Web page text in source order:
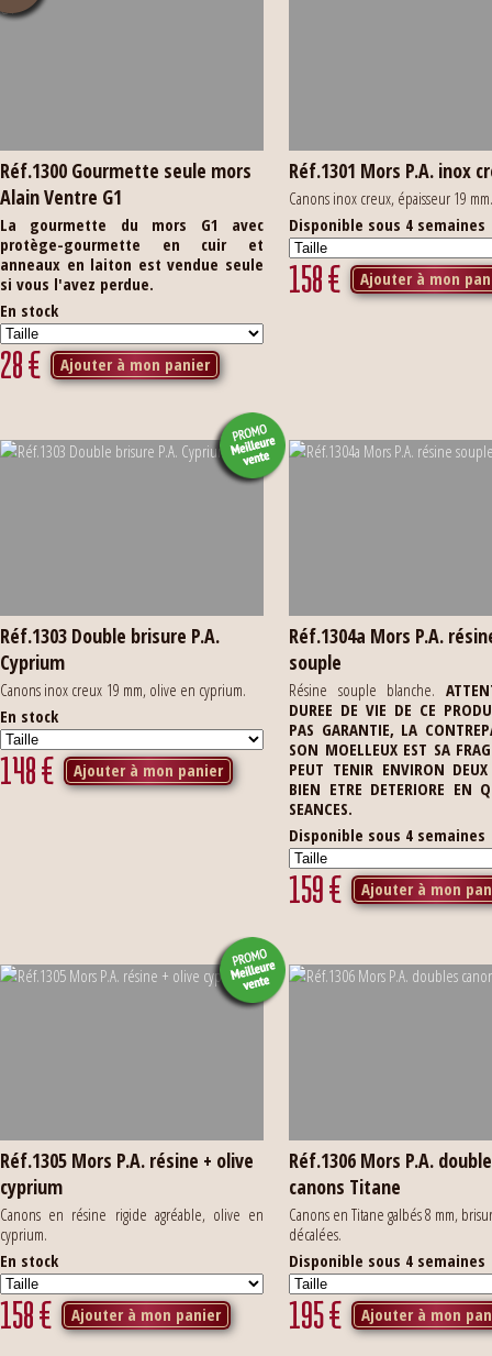
Réf.1300 Gourmette seule mors
Alain Ventre G1
La gourmette du mors G1 avec
protège-gourmette en cuir et
anneaux en laiton est vendue seule
si vous l'avez perdue.
En stock
28€ Ajouter à mon panier
Réf.1301 Mors P.A. inox
Canons inox creux, épaisseur 19
Disponible sous 4 semaines
158€ Ajouter à mon
Réf.1303 Double brisure P.A.
Cyprium
Canons inox creux 19 mm, olive en cyprium.
En stock
148€ Ajouter à mon panier
Réf.1304a Mors P.A.
souple
Résine souple blanche.
DUREE DE VIE DE CE
PAS GARANTIE, LA
SON MOELLEUX EST SA
PEUT TENIR ENVIRON
BIEN ETRE DETERIORE EN
SEANCES.
Disponible sous 4 semaines
159€ Ajouter à mon
Réf.1305 Mors P.A. résine + olive
cyprium
Canons en résine rigide agréable, olive en
cyprium.
En stock
158€ Ajouter à mon panier
Réf.1306 Mors P.A.
canons Titane
Canons en Titane galbés 8 mm,
décalées.
Disponible sous 4 semaines
195€ Ajouter à mon